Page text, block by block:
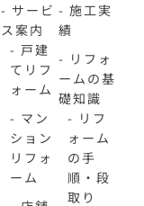
- サービ
ス案内
- 戸建
てリフ
ォーム
- マン
ション
リフォ
ーム
- 施工実
績
- リフォ
ームの基
礎知識
- リフ
ォーム
の手
順・段
取り